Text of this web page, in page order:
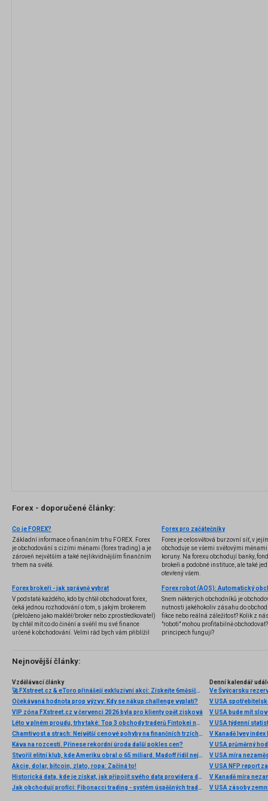
Forex - doporučené články:
Co je FOREX?
Základní informace o finančním trhu FOREX. Forex
je obchodování s cizími měnami (forex trading) a je
zároveň největším a také nejlikvidnějším finančním
trhem na světě.
Forex pro začátečníky
Forex je celosvětová burzovní síť, v
obchoduje se všemi světovými
koruny. Na forexu obchodují banky,
brokeři a podobné instituce, ale také
otevřený všem.
Forex brokeři - jak správně vybrat
V podstatě každého, kdo by chtěl obchodovat forex,
čeká jednou rozhodování o tom, s jakým brokerem
(přeloženo jako makléř/broker nebo zprostředkovatel)
by chtěl mít co do činění a svěřil mu své finance
určené k obchodování. Velmi rád bych vám přiblížil
několik příkladů nejznámějších z nich.
Snem některých obchodníků je
nutnosti jakéhokoliv zásahu do
fikce nebo reálná záležitost? Kolik z
"roboti" mohou profitabilně
principech fungují?
Nejnovější články:
Vzdělávací články
🚀 FXstreet.cz & eToro přinášejí exkluzivní akci: Získejte 6měsíční členství ve VIP zóně ZDARMA
Očekávaná hodnota prop výzvy: Kdy se nákup challenge vyplatí?
VIP zóna FXstreet.cz v červenci 2026 byla pro klienty opět zisková
Léto v plném proudu, trhy také: Top 3 obchody traderů Fintokei na indexech a zlatě
Chamtivost a strach: Největší cenové pohyby na finančních trzích (červenec 2026)
Káva na rozcestí. Přinese rekordní úroda další pokles cen?
Stvořil elitní klub, kde Ameriku obral o 65 miliard. Madoff řídil největší Ponzi dějin
Akcie, dolar, bitcoin, zlato, ropa: Začíná to!
Historická data, kde je získat, jak připojit svého data providera do MultiCharts a proč je budeme potřebovat? (4. díl)
Jak obchodují profíci: Fibonacci trading - systém úspěšných traderů
Denní kalendář
Ve Švýcarsku
V USA
V USA bude mít
V USA týdenní
V Kanadě Ivey index
V USA průměrný
V USA míra
V USA NFP report
V Kanadě míra
V USA zásoby